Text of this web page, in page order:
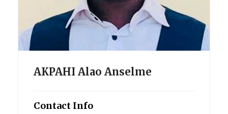
AKPAHI Alao Anselme
Contact Info